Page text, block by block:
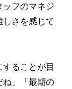
フのマネジ
しさを感じて
ることが目
ね」「最期の